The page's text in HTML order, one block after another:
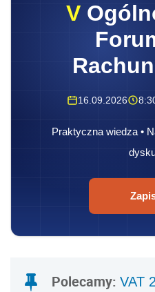
V
16.09.2026
Praktyczna wiedza •
Polecamy: VAT